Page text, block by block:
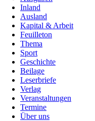
Inland
Ausland
Kapital & Arbeit
Feuilleton
Thema
Sport
Geschichte
Beilage
Leserbriefe
Verlag
Veranstaltungen
Termine
Über uns